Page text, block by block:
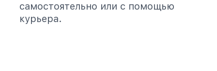
самостоятельно или с помощью
курьера.